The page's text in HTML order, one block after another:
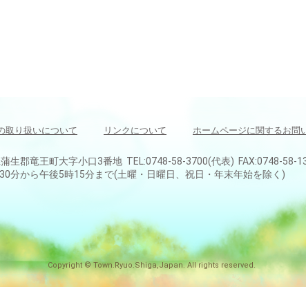
取り扱いについて リンクについて ホームページに関するお問
生郡竜王町大字小口3番地 TEL:0748-58-3700(代表) FAX:0748-58-
分から午後5時15分まで(土曜・日曜日、祝日・年末年始を除く)
Copyright © Town.Ryuo.Shiga,Japan. All rights reserved.